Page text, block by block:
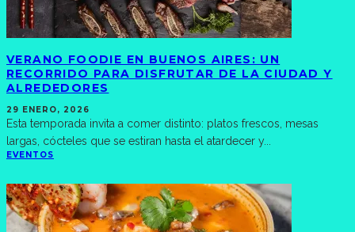
VERANO FOODIE EN BUENOS AIRES: UN
RECORRIDO PARA DISFRUTAR DE LA CIUDAD Y
ALREDEDORES
29 ENERO, 2026
Esta temporada invita a comer distinto: platos frescos, mesas
largas, cócteles que se estiran hasta el atardecer y...
EVENTOS